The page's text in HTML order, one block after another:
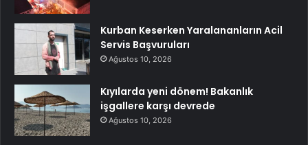
Kurban Keserken Yaralananların Acil
Servis Başvuruları
Ağustos 10, 2026
Kıyılarda yeni dönem! Bakanlık
işgallere karşı devrede
Ağustos 10, 2026